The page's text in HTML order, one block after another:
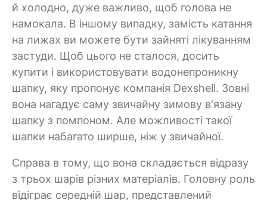
й холодно, дуже важливо, щоб голова не
намокала. В іншому випадку, замість катання
на лижах ви можете бути зайняті лікуванням
застуди. Щоб цього не сталося, досить
купити і використовувати водонепроникну
шапку, яку пропонує компанія Dexshell. Зовні
вона нагадує саму звичайну зимову в'язану
шапку з помпоном. Але можливості такої
шапки набагато ширше, ніж у звичайної.
Справа в тому, що вона складається відразу
з трьох шарів різних матеріалів. Головну роль
відіграє середній шар, представлений